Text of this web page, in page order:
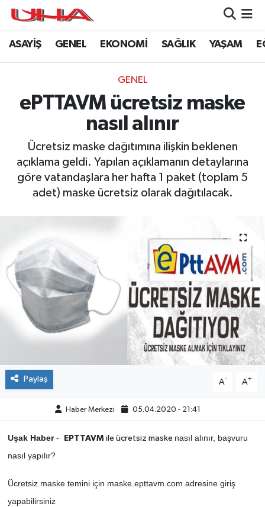
ASAYİŞ GENEL EKONOMİ SAĞLIK YAŞAM
GENEL
ePTTAVM ücretsiz maske
nasıl alınır
Ücretsiz maske dağıtımına ilişkin beklenen
açıklama geldi. Yapılan açıklamanın detaylarına
göre vatandaşlara her hafta 1 paket (toplam 5
adet) maske ücretsiz olarak dağıtılacak.
Paylaş A- A+
Haber Merkezi 05.04.2020 - 21:41
Uşak Haber- EPTTAVM ile ücretsiz maske nasıl alınır, başvuru
nasıl yapılır?
Ücretsiz maske temini için maske.epttavm.com adresine giriş
yapabilirsiniz
ASAYİŞ
GENEL
SAĞLIK
LEZETLERİMİZ
EĞİTİM
ÇEVRE
DÜNYA
BİLİM VE TEKNOLOJİ
KAMPANYALAR
KÜLTÜR-SANAT
ÖZEL HABER
Nöbetçi Eczaneler
Namaz Vakitleri
Puan Durumu ve Fikstür
Tüm Manşetler
Haber Arşivi